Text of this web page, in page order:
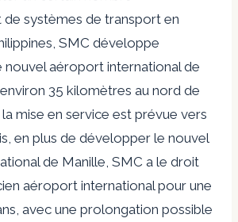
systèmes de transport en
SMC développe
aéroport international de
35 kilomètres au nord de
mise en service est prévue vers
en plus de développer le nouvel
de Manille, SMC a le droit
aéroport international pour une
avec une prolongation possible